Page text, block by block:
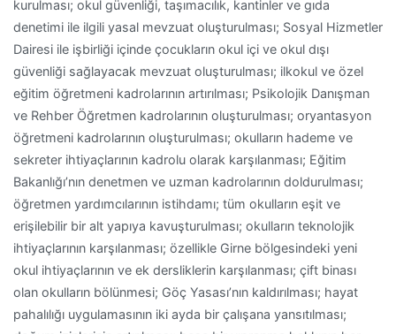
kurulması; okul güvenliği, taşımacılık, kantinler ve gıda
denetimi ile ilgili yasal mevzuat oluşturulması; Sosyal Hizmetler
Dairesi ile işbirliği içinde çocukların okul içi ve okul dışı
güvenliği sağlayacak mevzuat oluşturulması; ilkokul ve özel
eğitim öğretmeni kadrolarının artırılması; Psikolojik Danışman
ve Rehber Öğretmen kadrolarının oluşturulması; oryantasyon
öğretmeni kadrolarının oluşturulması; okulların hademe ve
sekreter ihtiyaçlarının kadrolu olarak karşılanması; Eğitim
Bakanlığı’nın denetmen ve uzman kadrolarının doldurulması;
öğretmen yardımcılarının istihdamı; tüm okulların eşit ve
erişilebilir bir alt yapıya kavuşturulması; okulların teknolojik
ihtiyaçlarının karşılanması; özellikle Girne bölgesindeki yeni
okul ihtiyaçlarının ve ek dersliklerin karşılanması; çift binası
olan okulların bölünmesi; Göç Yasası’nın kaldırılması; hayat
pahalılığı uygulamasının iki ayda bir çalışana yansıtılması;